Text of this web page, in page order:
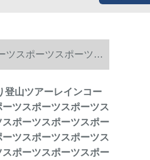
ツスポーツスポーツス
スポーツスポーツス
スポーツスポーツス
スポーツ2階帽子付気
登山ツアーレインコー
ツスポーツスポーツス
ポーツスポーツスポー
ツスポーツスポーツス
ポーツスポーツスポー